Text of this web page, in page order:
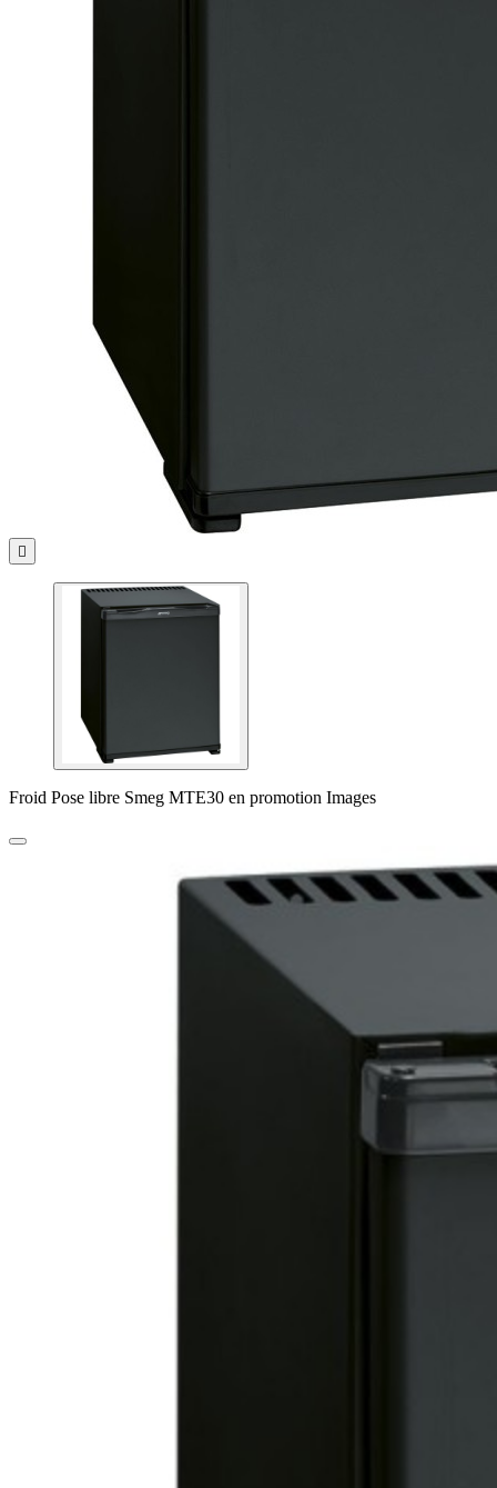

Froid Pose libre Smeg MTE30 en promotion Images